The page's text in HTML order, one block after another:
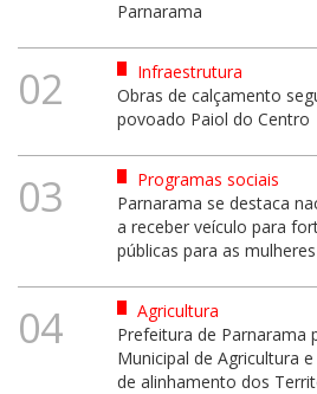
Parnarama
02
Infraestrutura
Obras de calçamento
povoado Paiol do Centro
03
Programas sociais
Parnarama se destaca
a receber veículo para
públicas para as mulheres
04
Agricultura
Prefeitura de Parnarama
Municipal de Agricultura
de alinhamento dos